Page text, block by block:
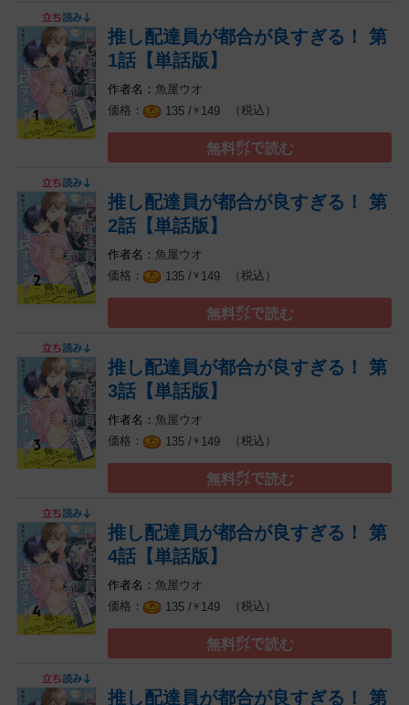
推し配達員が都合が良すぎる！ 第
1話【単話版】
魚屋ウオ
135 /￥ 149 （税込）
無料㌽で読む
推し配達員が都合が良すぎる！ 第
2話【単話版】
魚屋ウオ
135 /￥ 149 （税込）
無料㌽で読む
推し配達員が都合が良すぎる！ 第
3話【単話版】
魚屋ウオ
135 /￥ 149 （税込）
無料㌽で読む
推し配達員が都合が良すぎる！ 第
4話【単話版】
魚屋ウオ
135 /￥ 149 （税込）
無料㌽で読む
推し配達員が都合が良すぎる！ 第